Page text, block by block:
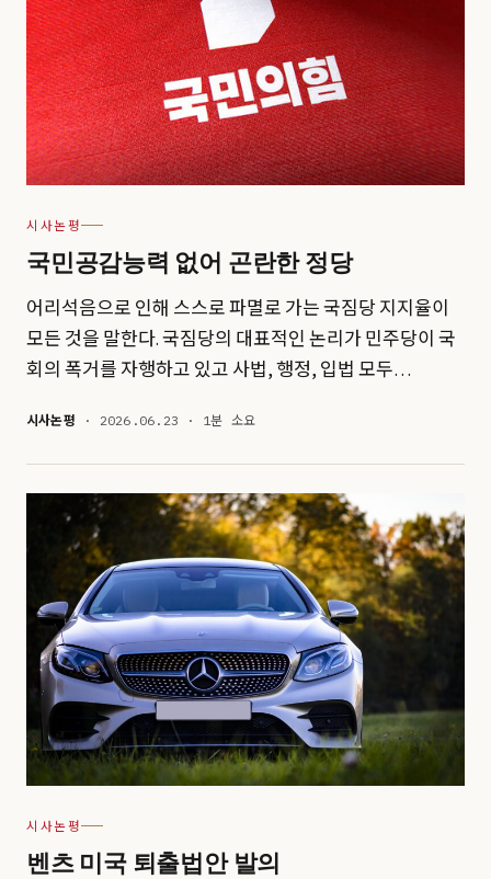
시사논평
국민공감능력 없어 곤란한 정당
어리석음으로 인해 스스로 파멸로 가는 국짐당 지지율이
모든 것을 말한다. 국짐당의 대표적인 논리가 민주당이 국
회의 폭거를 자행하고 있고 사법, 행정, 입법 모두…
시사논평 · 2026.06.23 · 1분 소요
시사논평
벤츠 미국 퇴출법안 발의